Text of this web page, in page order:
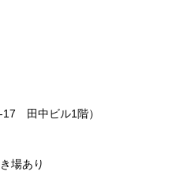
17 田中ビル1階）
場あり